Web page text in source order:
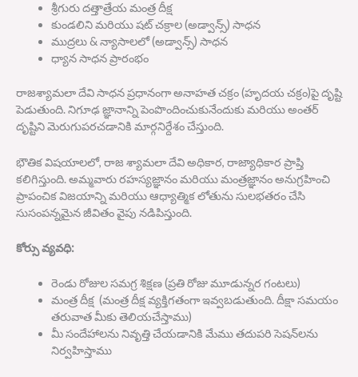
శ్రీగురు దత్తాత్రేయ మంత్ర దీక్ష
కుండలిని మరియు షట్ చక్రాల(అడ్వాన్స్) సాధన
ముద్రలు&న్యాసాలలో(అడ్వాన్స్) సాధన
ధ్యాన సాధన ప్రారంభం
రాజశ్యామలా దేవి సాధన ప్రధానంగా అనాహత చక్రం(హృదయ చక్రం)పై దృష్టి
పెడుతుంది.నిగూఢ జ్ఞానాన్ని పెంపొందించుకునేందుకు మరియు అంతర్
దృష్టిని మెరుగుపరచడానికి మార్గనిర్దేశం చేస్తుంది.
భౌతిక విషయాలలో, రాజ శ్యామలా దేవి అధికార, రాజ్యాధికార ప్రాప్తి
కలిగిస్తుంది.అమ్మవారు రహస్యజ్ఞానం మరియు మంత్రజ్ఞానం అనుగ్రహించి
ప్రాపంచిక విజయాన్ని మరియు ఆధ్యాత్మిక లోతును సులభతరం చేసి
సుసంపన్నమైన జీవితం వైపు నడిపిస్తుంది.
కోర్సువ్యవధి:
రెండు రోజుల సమగ్ర శిక్షణ(ప్రతి రోజు మూడున్నర గంటలు)
మంత్ర దీక్ష (మంత్ర దీక్ష వ్యక్తిగతంగా ఇవ్వబడుతుంది.దీక్షా సమయం
తరువాత మీకు తెలియచేస్తాము)
మీ సందేహాలను నివృత్తి చేయడానికి మేము తదుపరి సెషన్‌లను
నిర్వహిస్తాము